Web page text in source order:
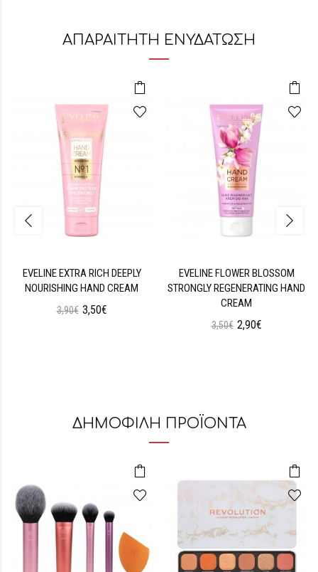
ΑΠΑΡΑΙΤΗΤΗ ΕΝΥΔΑΤΩΣΗ
EVELINE EXTRA RICH DEEPLY
NOURISHING HAND CREAM
3,90€ 3,50€
EVELINE FLOWER BLOSSOM
STRONGLY REGENERATING HAND
CREAM
3,50€ 2,90€
ΔΗΜΟΦΙΛΗ ΠΡΟΪΟΝΤΑ